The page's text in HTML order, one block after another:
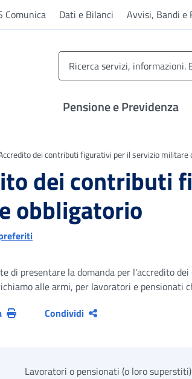
Comunica Dati e Bilanci Avvisi, Bandi e
Pensione e Previdenza
dei contributi figurativi per il servizio militare
dei contributi
obbligatorio
di presentare la domanda per l'accredito
alle armi, per lavoratori e pensionati
Condividi
Lavoratori o pensionati (o loro